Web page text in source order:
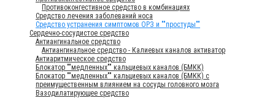
Противоконгестивное средство в комбинациях
Средство лечения заболеваний носа
Средство устранения симптомов ОРЗ и ""простуды""
Сердечно-сосудистое средство
Антиангинальное средство
Антиангинальное средство - Калиевых каналов активатор
Антиаритмическое средство
Блокатор ""медленных"" кальциевых каналов (БМКК)
Блокатор ""медленных"" кальциевых каналов (БМКК) с
преимущественным влиянием на сосуды головного мозга
Вазодилатирующее средство